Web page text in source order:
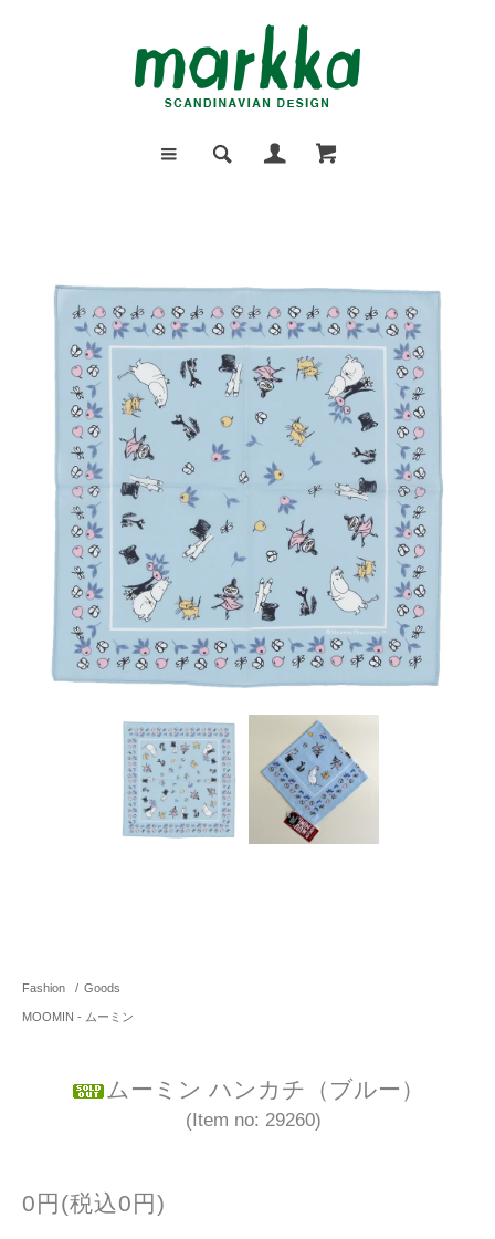
Fashion / Goods
MOOMIN - ムーミン
ムーミン ハンカチ（ブルー）
(Item no: 29260)
0円(税込0円)